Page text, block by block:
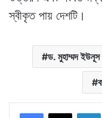
স্বীকৃত পায় দেশটি।
ড. মুহাম্মদ ইউনূস